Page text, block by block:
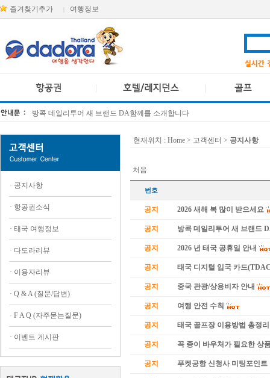
즐겨찾기추가 여행정보
방콕 데일리투어 새 브랜드 DA함께를 소개합니다
· 공지사항
· 항공권소식
· 태국 여행정보
· 다도라리뷰
· 이용자리뷰
· Q & A (질문/답변)
· F A Q (자주묻는질문)
· 이벤트 게시판
현재위치 : Home > 고객센터 > 공지사항
처음
번호
공지 2026 새해 복 많이 받으세요
공지 방콕 데일리투어 새 브랜드
공지 2026 년 태국 공휴일 안내
공지 태국 디지털 입국 카드
공지 중국 관광/상용비자 안내
공지 여행 안전 수칙
공지 태국 골프장 이용방법 총정리
공지 꼭 종이 바우처가 필요한 상
공지 푸켓공항 신청사 미팅포인트